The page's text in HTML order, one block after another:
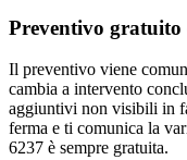
Preventivo gratuito
Il preventivo viene
cambia a intervento
aggiuntivi non visibili in
ferma e ti comunica la
6237 è sempre gratuita.